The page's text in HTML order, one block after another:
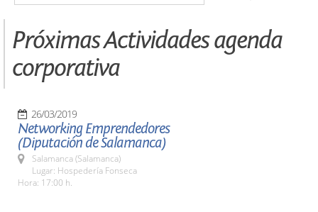
Próximas Actividades agenda
corporativa
26/03/2019
Networking Emprendedores
(Diputación de Salamanca)
Salamanca (Salamanca)
Lugar: Hospedería Fonseca
Hora: 17:00 h.